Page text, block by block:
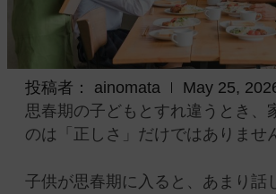
投稿者： ainomata
May 25,
思春期の子どもとすれ違うとき、
のは「正しさ」だけではありませ
子供が思春期に入ると、あまり話